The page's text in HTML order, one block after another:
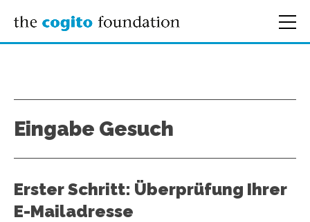
Eingabe Gesuch
Erster Schritt: Überprüfung Ihrer
E-Mailadresse